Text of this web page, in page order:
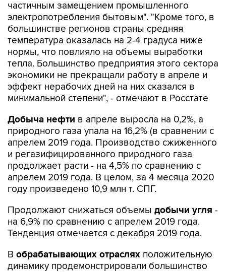
частичным замещением промышленного
электропотребления бытовым". "Кроме того, в
большинстве регионов страны средняя
температура оказалась на 2-4 градуса ниже
нормы, что повлияло на объемы выработки
тепла. Большинство предприятия этого сектора
экономики не прекращали работу в апреле и
эффект нерабочих дней на них сказался в
минимальной степени", - отмечают в Росстате
Добыча нефти в апреле выросла на 0,2%, а
природного газа упала на 16,2% (в сравнении с
апрелем 2019 года. Производство сжиженного
и регазифицированного природного газа
продолжает расти - на 4,5% по сравнению с
апрелем 2019 года. В целом, за 4 месяца 2020
году произведено 10,9 млн т. СПГ.
Продолжают снижаться объемы добычи угля -
на 6,9% по сравнению с апрелем 2019 года.
Тенденция отмечается с декабря 2019 года.
В обрабатывающих отраслях положительную
динамику продемонстрировали большинство